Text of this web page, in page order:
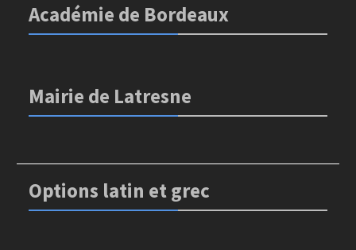
Académie de Bordeaux
Mairie de Latresne
Options latin et grec